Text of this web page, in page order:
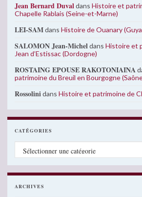
Jean Bernard Duvaldans Histoire et
Chapelle Rablais (Seine-et-Marne)
LEI-SAMdans Histoire de Ouanary
SALOMON Jean-Micheldans Histoire et
Jean d’Estissac (Dordogne)
ROSTAING EPOUSE RAKOTONIAINA
patrimoine du Breuil en Bourgogne
Rossolinidans Histoire et patrimoine de
CATÉGORIES
Catégories
ARCHIVES